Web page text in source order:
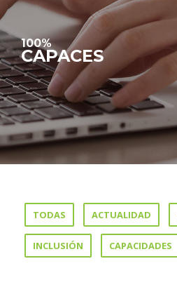
100%
CAPACES
TODAS ACTUALIDAD
INCLUSIÓN CAPACIDADES